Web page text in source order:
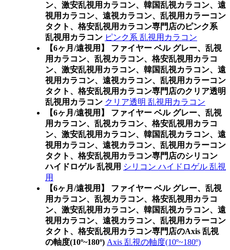
ン、激安乱視用カラコン、韓国乱視カラコン、遠
視用カラコン、遠視カラコン、乱視用カラーコン
タクト、格安乱視用カラコン専門店のピンク系
乱視用カラコン ピンク系 乱視用カラコン
【6ヶ月/遠視用】 ファイヤー ベル グレー、乱視
用カラコン、乱視カラコン、格安乱視用カラコ
ン、激安乱視用カラコン、韓国乱視カラコン、遠
視用カラコン、遠視カラコン、乱視用カラーコン
タクト、格安乱視用カラコン専門店のクリア透明
乱視用カラコン クリア透明 乱視用カラコン
【6ヶ月/遠視用】 ファイヤー ベル グレー、乱視
用カラコン、乱視カラコン、格安乱視用カラコ
ン、激安乱視用カラコン、韓国乱視カラコン、遠
視用カラコン、遠視カラコン、乱視用カラーコン
タクト、格安乱視用カラコン専門店のシリコン
ハイドロゲル 乱視用 シリコン ハイドロゲル 乱視
用
【6ヶ月/遠視用】 ファイヤー ベル グレー、乱視
用カラコン、乱視カラコン、格安乱視用カラコ
ン、激安乱視用カラコン、韓国乱視カラコン、遠
視用カラコン、遠視カラコン、乱視用カラーコン
タクト、格安乱視用カラコン専門店のAxis 乱視
の軸度(10º~180º) Axis 乱視の軸度(10º~180º)